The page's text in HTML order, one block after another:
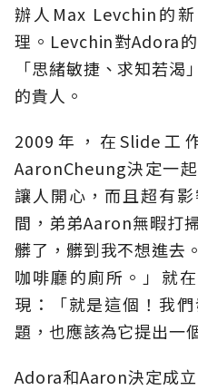
辦人Max Levchin的
理。Levchin對Adora
「思緒敏捷、求知若
的貴人。
2009年，在Slide工
AaronCheung決定一
讓人開心，而且超有
間，弟弟Aaron無暇打
髒了，髒到我不想進去
咖啡廳的廁所。」就
現：「就是這個！我
題，也應該為它提出一
Adora和Aaron決定成